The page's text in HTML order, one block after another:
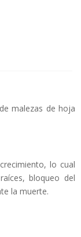
malezas de hoja
lo cual
bloqueo del
la muerte.